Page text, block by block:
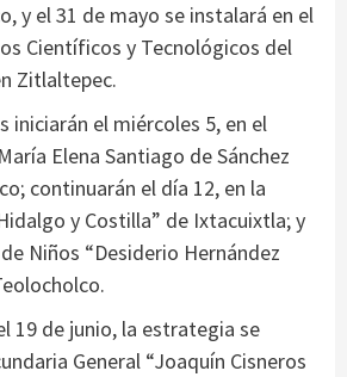
y el 31 de mayo se instalará en el
Científicos y Tecnológicos del
Zitlaltepec.
iniciarán el miércoles 5, en el
Elena Santiago de Sánchez
continuarán el día 12, en la
y Costilla” de Ixtacuixtla; y
Niños “Desiderio Hernández
19 de junio, la estrategia se
General “Joaquín Cisneros